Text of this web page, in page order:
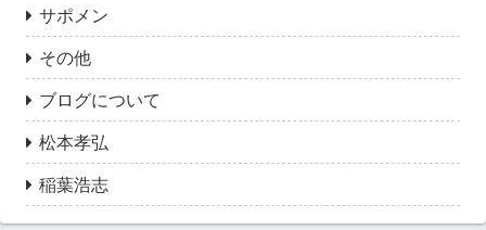
サポメン
その他
ブログについて
松本孝弘
稲葉浩志